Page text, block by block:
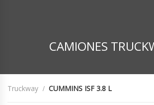
CAMIONES
Truckway CUMMINS ISF 3.8 L